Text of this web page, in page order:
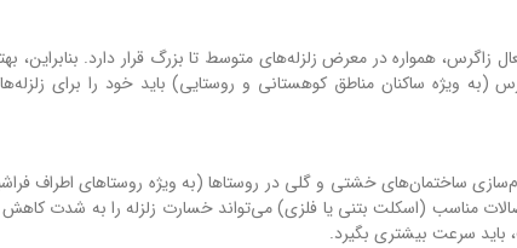
همواره در معرض زلزله‌های متوسط تا بزرگ قرار دارد. بنابراین،
ویژه ساکنان مناطق کوهستانی و روستایی) باید خود را برای
ساختمان‌های خشتی و گلی در روستاها (به ویژه روستاهای اطراف
مناسب (اسکلت بتنی یا فلزی) می‌تواند خسارت زلزله را به شدت
سرعت بیشتری بگیرد.